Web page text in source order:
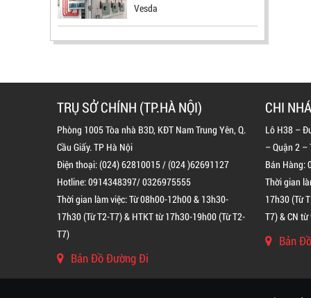
ĐẦU BÁO TIA LỬA IR3 RX500 CHỐNG
CHÁY NỔ TIÊU CHUẨN FM HÀN QUỐC
LIÊN HỆ
Vesda
TRỤ SỞ CHÍNH (TP.HÀ NỘI)
Phòng 1005 Tòa nhà B3D, KĐT Nam Trung Yên, Q.
Cầu Giấy. TP Hà Nội
Điện thoại: (024) 62810015 / (024 )62691127
Hotline: 0914348397/ 0326975555
Thời gian làm việc: Từ 08h00-12h00 & 13h30-
17h30 (Từ T2-T7) & HTKT từ 17h30-19h00 (Từ T2-
T7)
Bản Đồ Đường Đi
CHI
Lô H38 –
– Quận 2 –
Bán Hàng:
Thời gian
17h30 (Từ
T7) & CN
Bản